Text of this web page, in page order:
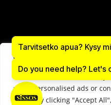
We value your privacy
We use cookies to enhance
serve personalised ads or
traffic. By clicking "Accept
Tarvitsetko apua? Kysy
Do you need help? Let's
Paintball varusteiden
Y-tunnus